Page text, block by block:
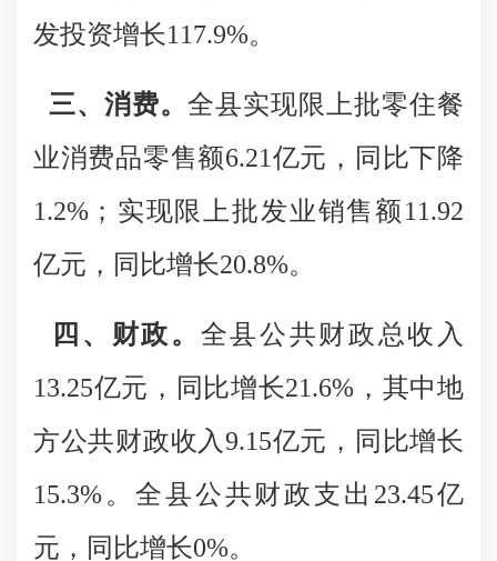
发投资增长117.9%。
三、消费。 全县实现限上批零住餐
业消费品零售额6.21亿元，同比下降
1.2%；实现限上批发业销售额11.92
亿元，同比增长20.8%。
四、财政。 全县公共财政总收入
13.25亿元，同比增长21.6%，其中地
方公共财政收入9.15亿元，同比增长
15.3%。全县公共财政支出23.45亿
元，同比增长0%。